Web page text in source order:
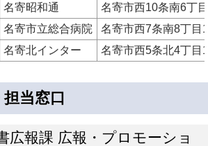
名寄昭和通
名寄市西10条南6丁
名寄市立総合病院
名寄市西7条南8丁目
名寄北インター
名寄市西5条北4丁目
当窓口
広報課 広報・プロモーショ